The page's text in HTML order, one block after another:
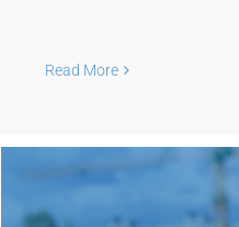
Read More